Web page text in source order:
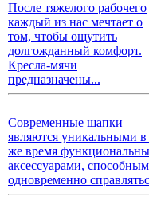
После тяжелого рабочего
каждый из нас мечтает о
том, чтобы ощутить
долгожданный комфорт.
Кресла-мячи
предназначены...
Современные шапки
являются уникальными в
же время
аксессуарами,
одновременно